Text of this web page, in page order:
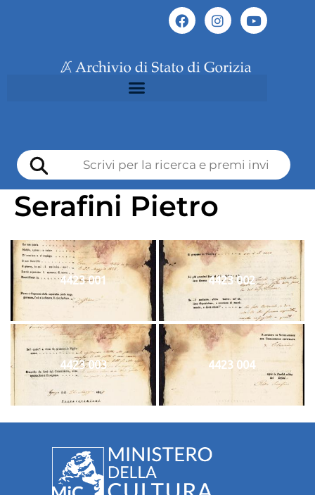
Serafini Pietro
4423 001 4423 002
4423 003 4423 004